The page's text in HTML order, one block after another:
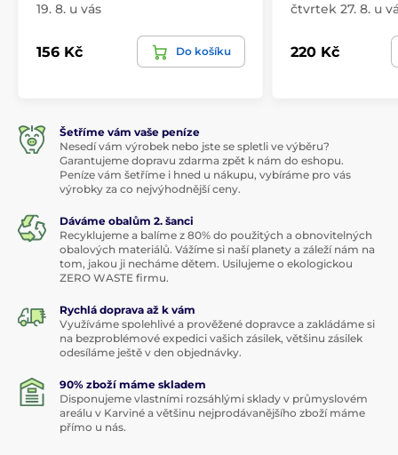
19. 8. u vás
156 Kč Do košíku
čtvrtek 27. 8. u
220 Kč
Šetříme vám vaše peníze
Nesedí vám výrobek nebo jste se spletli ve výběru?
Garantujeme dopravu zdarma zpět k nám do eshopu.
Peníze vám šetříme i hned u nákupu, vybíráme pro vás
výrobky za co nejvýhodnější ceny.
Dáváme obalům 2. šanci
Recyklujeme a balíme z 80% do použitých a obnovitelných
obalových materiálů. Vážíme si naší planety a záleží nám na
tom, jakou ji necháme dětem. Usilujeme o ekologickou
ZERO WASTE firmu.
Rychlá doprava až k vám
Využíváme spolehlivé a prověžené dopravce a zakládáme si
na bezproblémové expedici vašich zásilek, většinu zásilek
odesíláme ještě v den objednávky.
90% zboží máme skladem
Disponujeme vlastními rozsáhlými sklady v průmyslovém
areálu v Karviné a většinu nejprodávanějšího zboží máme
přímo u nás.